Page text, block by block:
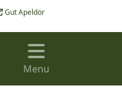
Gut Apeldör
Menu